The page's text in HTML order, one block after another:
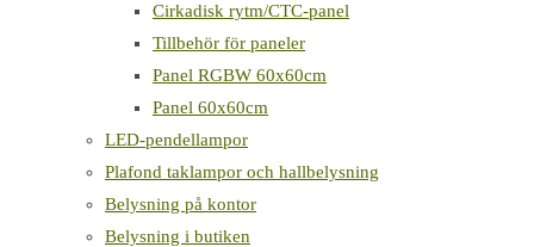
Cirkadisk rytm/CTC-panel
Tillbehör för paneler
Panel RGBW 60x60cm
Panel 60x60cm
LED-pendellampor
Plafond taklampor och hallbelysning
Belysning på kontor
Belysning i butiken